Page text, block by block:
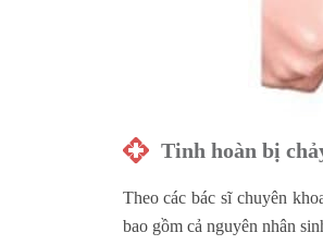
Tinh hoàn bị
Theo các bác sĩ chuyên
bao gồm cả nguyên nhân